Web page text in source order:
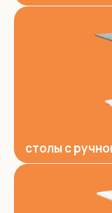
столы с